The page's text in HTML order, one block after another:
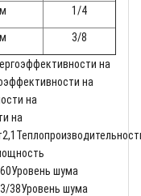
1/4
3/8
на
на
на
на
шума
38Уровень шума